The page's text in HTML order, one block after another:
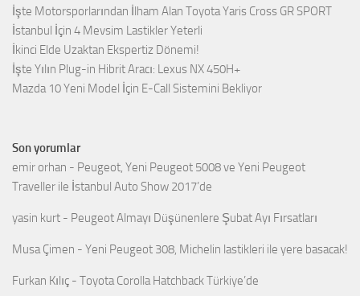
İşte Motorsporlarından İlham Alan Toyota Yaris Cross GR SPORT
İstanbul İçin 4 Mevsim Lastikler Yeterli
İkinci Elde Uzaktan Ekspertiz Dönemi!
İşte Yılın Plug-in Hibrit Aracı: Lexus NX 450H+
Mazda 10 Yeni Model İçin E-Call Sistemini Bekliyor
Son yorumlar
emir orhan - Peugeot, Yeni Peugeot 5008 ve Yeni Peugeot
Traveller ile İstanbul Auto Show 2017’de
yasin kurt - Peugeot Almayı Düşünenlere Şubat Ayı Fırsatları
Musa Çimen - Yeni Peugeot 308, Michelin lastikleri ile yere basacak!
Furkan Kılıç - Toyota Corolla Hatchback Türkiye’de